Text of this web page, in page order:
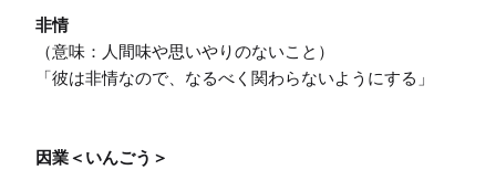
非情
（意味：人間味や思いやりのないこと）
「彼は非情なので、なるべく関わらないようにする」
因業＜いんごう＞